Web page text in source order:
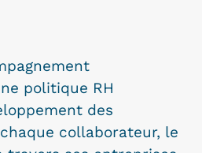
politique RH
des
collaborateur, le